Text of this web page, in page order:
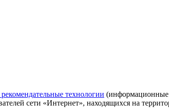
технологии (информационные
сети «Интернет», находящихся на